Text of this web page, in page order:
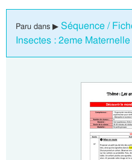
Paru dans ▶ Séquence /
Insectes : 2eme Maternelle